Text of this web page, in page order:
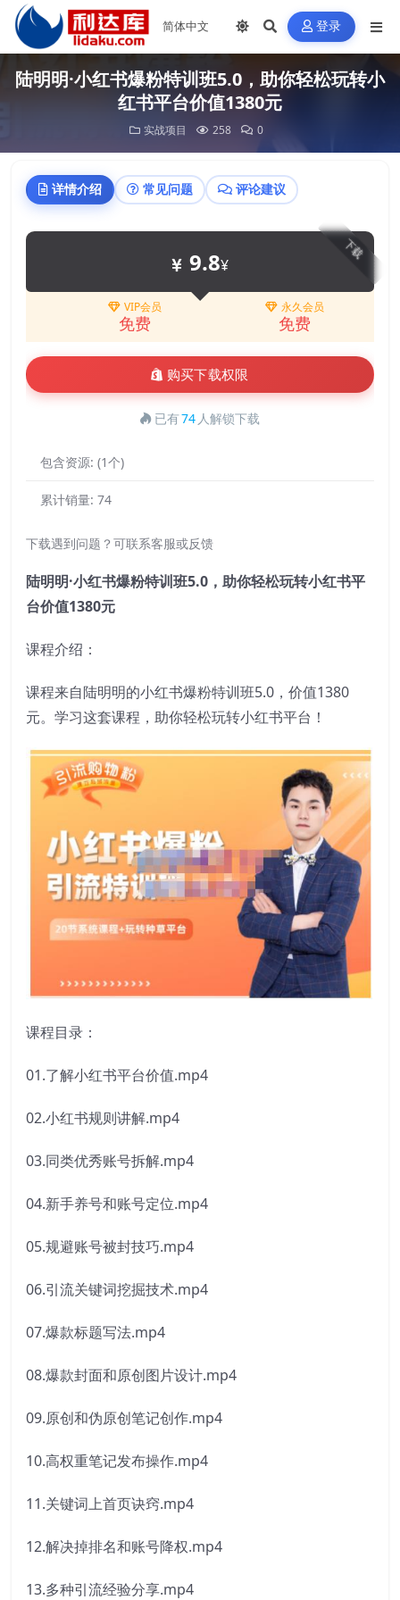
登录
陆明明·小红书爆粉特训班5.0，助你轻松玩转小
红书平台价值1380元
实战项目 258 0
详情介绍 常见问题 评论建议
下载
9.8¥
VIP会员
免费
永久会员
免费
购买下载权限
已有74 人解锁下载
包含资源: (1个)
累计销量: 74
下载遇到问题？可联系客服或反馈
陆明明·小红书爆粉特训班5.0，助你轻松玩转小红书平
台价值1380元
课程介绍：
课程来自陆明明的小红书爆粉特训班5.0，价值1380
元。学习这套课程，助你轻松玩转小红书平台！
课程目录：
01.了解小红书平台价值.mp4
02.小红书规则讲解.mp4
03.同类优秀账号拆解.mp4
04.新手养号和账号定位.mp4
05.规避账号被封技巧.mp4
06.引流关键词挖掘技术.mp4
07.爆款标题写法.mp4
08.爆款封面和原创图片设计.mp4
09.原创和伪原创笔记创作.mp4
10.高权重笔记发布操作.mp4
11.关键词上首页诀窍.mp4
12.解决掉排名和账号降权.mp4
13.多种引流经验分享.mp4